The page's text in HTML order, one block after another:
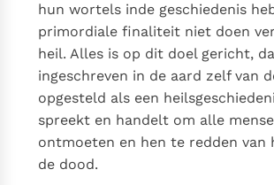
hun wortels inde geschiedenis
primordiale finaliteit niet doen
heil. Alles is op dit doel gericht,
ingeschreven in de aard zelf van
opgesteld als een
spreekt en handelt om alle
ontmoeten en hen te redden van
de dood.